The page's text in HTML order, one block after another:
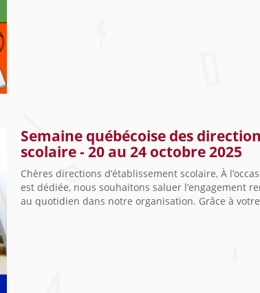
Semaine québécoise des
scolaire - 20 au 24 octobre 2025
Chères directions d’établissement scolaire, À
est dédiée, nous souhaitons saluer l’engagement
au quotidien dans notre organisation. Grâce à